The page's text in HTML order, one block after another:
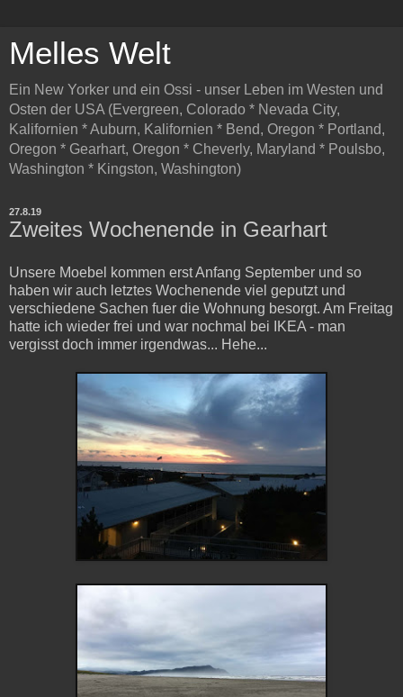
Melles Welt
Ein New Yorker und ein Ossi - unser Leben im Westen und
Osten der USA (Evergreen, Colorado * Nevada City,
Kalifornien * Auburn, Kalifornien * Bend, Oregon * Portland,
Oregon * Gearhart, Oregon * Cheverly, Maryland * Poulsbo,
Washington * Kingston, Washington)
27.8.19
Zweites Wochenende in Gearhart
Unsere Moebel kommen erst Anfang September und so
haben wir auch letztes Wochenende viel geputzt und
verschiedene Sachen fuer die Wohnung besorgt. Am Freitag
hatte ich wieder frei und war nochmal bei IKEA - man
vergisst doch immer irgendwas... Hehe...